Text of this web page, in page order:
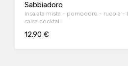
Sabbiadoro
Insalata mista - pomodoro - rucola
salsa cocktail
12.90 €